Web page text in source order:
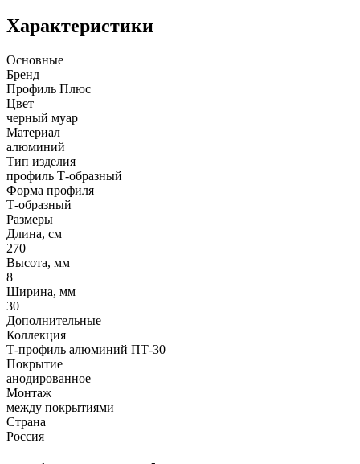
Характеристики
Основные
Бренд
Профиль Плюс
Цвет
черный муар
Материал
алюминий
Тип изделия
профиль Т-образный
Форма профиля
Т-образный
Размеры
Длина, см
270
Высота, мм
8
Ширина, мм
30
Дополнительные
Коллекция
Т-профиль алюминий ПТ-30
Покрытие
анодированное
Монтаж
между покрытиями
Страна
Россия